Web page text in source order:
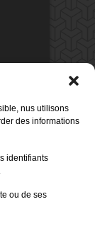
nus utilisons
des informations
identifiants
ou de ses
80%